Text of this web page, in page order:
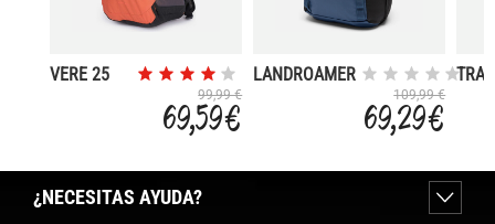
VERE 25
99,99 €
69,59 €
LANDROAMER
109,99 €
69,29 €
¿NECESITAS AYUDA?